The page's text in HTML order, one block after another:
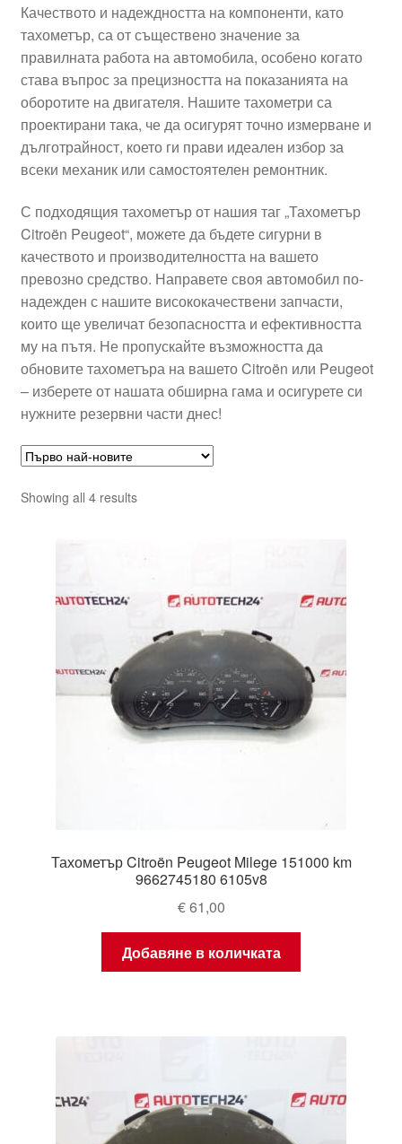
Правила и условия
Процедура за рекламации
Разгледайте
Транспорт
Качеството и надеждността на компоненти, като
тахометър, са от съществено значение за
правилната работа на автомобила, особено когато
става въпрос за прецизността на показанията на
оборотите на двигателя. Нашите тахометри са
проектирани така, че да осигурят точно измерване и
дълготрайност, което ги прави идеален избор за
всеки механик или самостоятелен ремонтник.
С подходящия тахометър от нашия таг „Тахометър
Citroën Peugeot“, можете да бъдете сигурни в
качеството и производителността на вашето
превозно средство. Направете своя автомобил по-
надежден с нашите висококачествени запчасти,
които ще увеличат безопасността и ефективността
му на пътя. Не пропускайте възможността да
обновите тахометъра на вашето Citroën или Peugeot
– изберете от нашата обширна гама и осигурете си
нужните резервни части днес!
Showing all 4 resultsSorted
Тахометър Citroën Peugeot Milege 151000 km
9662745180 6105v8
€61,00
Добавяне в количката